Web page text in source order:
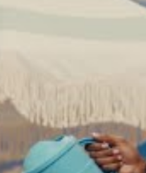
Larry Bird rend
BOSTON CELTICS BULLS CHICAGO